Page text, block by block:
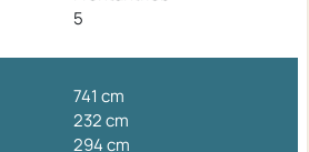
5
741 cm
232 cm
294 cm